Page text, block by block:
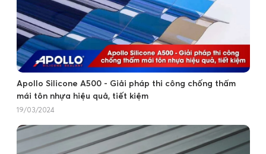
Apollo Silicone A500 - Giải pháp thi công chống thấm
mái tôn nhựa hiệu quả, tiết kiệm
19/03/2024